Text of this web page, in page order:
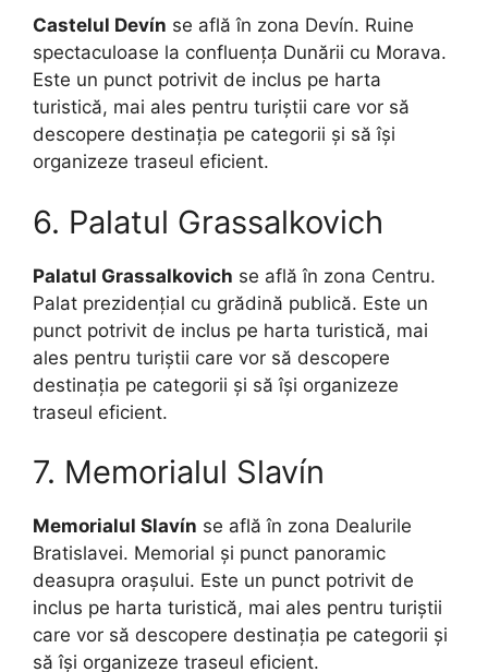
Castelul Devín se află în zona Devín. Ruine
spectaculoase la confluența Dunării cu Morava.
Este un punct potrivit de inclus pe harta
turistică, mai ales pentru turiștii care vor să
descopere destinația pe categorii și să își
organizeze traseul eficient.
6. Palatul Grassalkovich
Palatul Grassalkovich se află în zona Centru.
Palat prezidențial cu grădină publică. Este un
punct potrivit de inclus pe harta turistică, mai
ales pentru turiștii care vor să descopere
destinația pe categorii și să își organizeze
traseul eficient.
7. Memorialul Slavín
Memorialul Slavín se află în zona Dealurile
Bratislavei. Memorial și punct panoramic
deasupra orașului. Este un punct potrivit de
inclus pe harta turistică, mai ales pentru turiștii
care vor să descopere destinația pe categorii și
să își organizeze traseul eficient.